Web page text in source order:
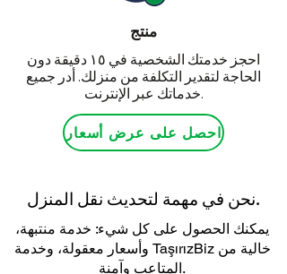
منتج
احجز خدمتك الشخصية في ١٥ دقيقة دون
الحاجة لتقدير التكلفة من منزلك. أدر جميع
خدماتك عبر الإنترنت.
احصل على عرض أسعار
نحن في مهمة لتحديث نقل المنزل.
يمكنك الحصول على كل شيء: خدمة منتبهة،
وأسعار معقولة، وخدمة TaşırızBiz خالية من
المتاعب وآمنة.